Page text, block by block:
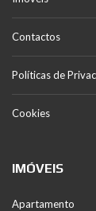
Contactos
Políticas de
Cookies
IMÓVEIS
Apartamento